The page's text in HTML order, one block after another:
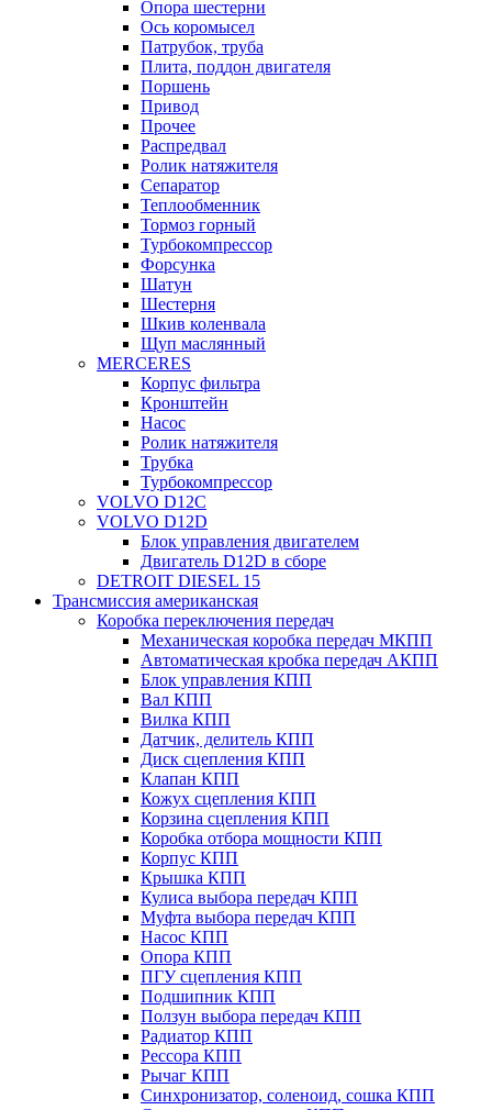
Опора шестерни
Ось коромысел
Патрубок, труба
Плита, поддон двигателя
Поршень
Привод
Прочее
Распредвал
Ролик натяжителя
Сепаратор
Теплообменник
Тормоз горный
Турбокомпрессор
Форсунка
Шатун
Шестерня
Шкив коленвала
Щуп маслянный
MERCERES
Корпус фильтра
Кронштейн
Насос
Ролик натяжителя
Трубка
Турбокомпрессор
VOLVO D12C
VOLVO D12D
Блок управления двигателем
Двигатель D12D в сборе
DETROIT DIESEL 15
Трансмиссия американская
Коробка переключения передач
Механическая коробка передач МКПП
Автоматическая кробка передач АКПП
Блок управления КПП
Вал КПП
Вилка КПП
Датчик, делитель КПП
Диск сцепления КПП
Клапан КПП
Кожух сцепления КПП
Корзина сцепления КПП
Коробка отбора мощности КПП
Корпус КПП
Крышка КПП
Кулиса выбора передач КПП
Муфта выбора передач КПП
Насос КПП
Опора КПП
ПГУ сцепления КПП
Подшипник КПП
Ползун выбора передач КПП
Радиатор КПП
Рессора КПП
Рычаг КПП
Синхронизатор, соленоид, сошка КПП